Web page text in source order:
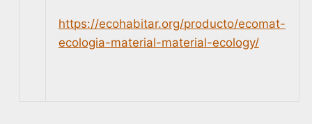
https://ecohabitar.org/producto/ecomat-
ecologia-material-material-ecology/